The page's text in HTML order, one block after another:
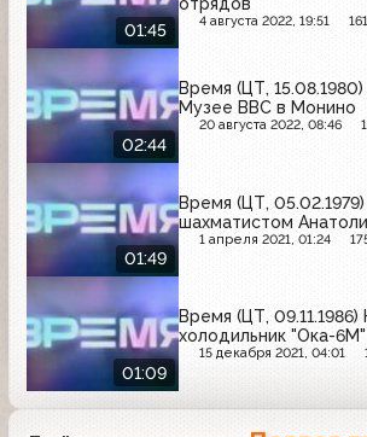
01:45
4 августа 2022, 19:51
02:44
Время (ЦТ,
Музее ВВС в Монино
20 августа 2022, 08:46
01:49
Время (ЦТ,
шахматистом
1 апреля 2021, 01:24
01:09
Время (ЦТ, 09.11.1986)
холодильник "Ока-6М"
15 декабря 2021, 04:01